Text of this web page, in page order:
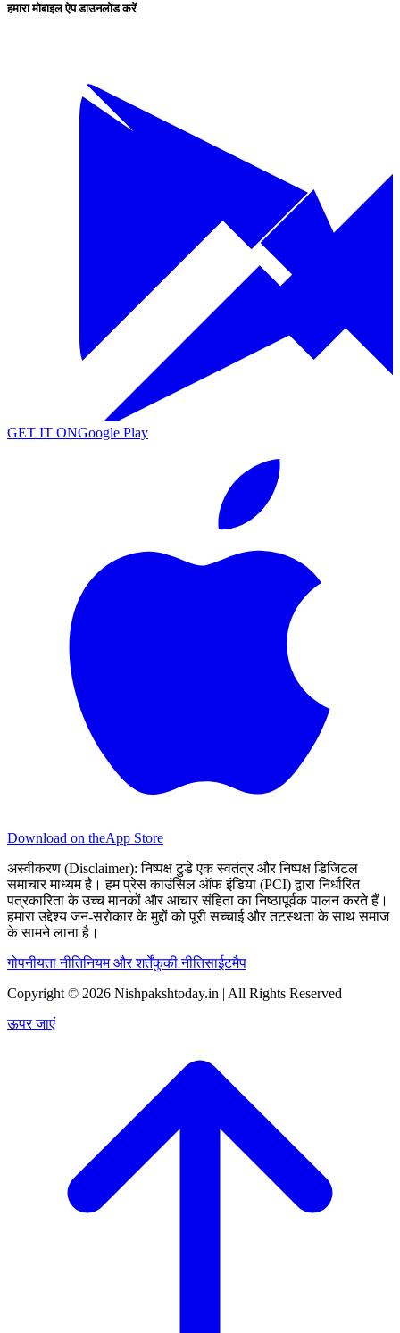
हमारा मोबाइल ऐप डाउनलोड करें
GET IT ONGoogle Play
Download on theApp Store
अस्वीकरण (Disclaimer): निष्पक्ष टुडे एक स्वतंत्र और निष्पक्ष डिजिटल
समाचार माध्यम है। हम प्रेस काउंसिल ऑफ इंडिया (PCI) द्वारा निर्धारित
पत्रकारिता के उच्च मानकों और आचार संहिता का निष्ठापूर्वक पालन करते हैं।
हमारा उद्देश्य जन-सरोकार के मुद्दों को पूरी सच्चाई और तटस्थता के साथ समाज
के सामने लाना है।
गोपनीयता नीतिनियम और शर्तेंकुकी नीतिसाईटमैप
Copyright © 2026 Nishpakshtoday.in | All Rights Reserved
ऊपर जाएं